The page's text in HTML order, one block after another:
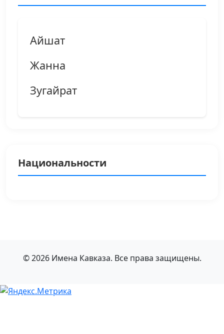
Айшат
Жанна
Зугайрат
Национальности
© 2026 Имена Кавказа. Все права защищены.